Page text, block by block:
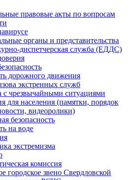
правовые акты по вопросам
органы и представительства
диспетчерская служба (ЕДДС)
дорожного движения
экстренных служб
с чрезвычайными ситуациями
для населения (памятки, порядок
видеоролики)
безопасность
на воде
экстремизма
комиссия
городское звено Свердловской